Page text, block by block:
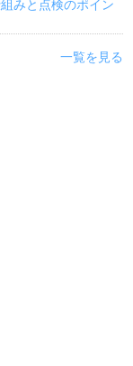
みと点検のポイン
一覧を見る